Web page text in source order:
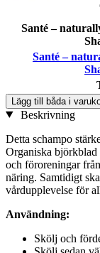
Santé –
Santé –
Lägg till båda i
Beskrivning
Detta schampo
Organiska björkblad
och föroreningar
näring. Samtidigt
vårdupplevelse för
Användning:
Skölj och